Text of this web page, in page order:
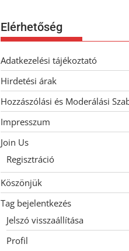
Elérhetőség
Adatkezelési tájékoztató
Hirdetési árak
Hozzászólási és Moderálási
Impresszum
Join Us
Regisztráció
Köszönjük
Tag bejelentkezés
Jelszó visszaállítása
Profil